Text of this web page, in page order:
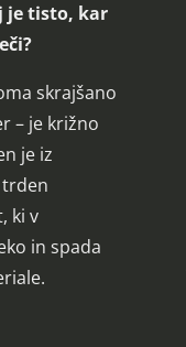
je tisto, kar
skrajšano
– je križno
je iz
ki v
in spada